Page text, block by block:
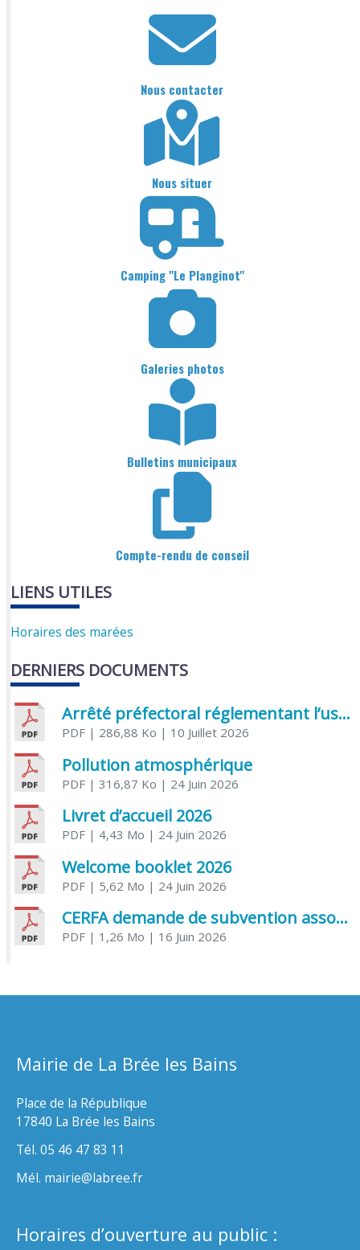
Nous contacter
Nous situer
Camping "Le Planginot"
Galeries photos
Bulletins municipaux
Compte-rendu de conseil
LIENS UTILES
Horaires des marées
DERNIERS DOCUMENTS
Arrêté préfectoral réglementant l’usage de l’eau
PDF| 286,88 Ko | 10 Juillet 2026
Pollution atmosphérique
PDF| 316,87 Ko | 24 Juin 2026
Livret d’accueil 2026
PDF| 4,43 Mo | 24 Juin 2026
Welcome booklet 2026
PDF| 5,62 Mo | 24 Juin 2026
CERFA demande de subvention association
PDF| 1,26 Mo | 16 Juin 2026
Mairie de La Brée les Bains
Place de la République
17840 La Brée les Bains
Tél. 05 46 47 83 11
Mél. mairie@labree.fr
Horaires d’ouverture au public :